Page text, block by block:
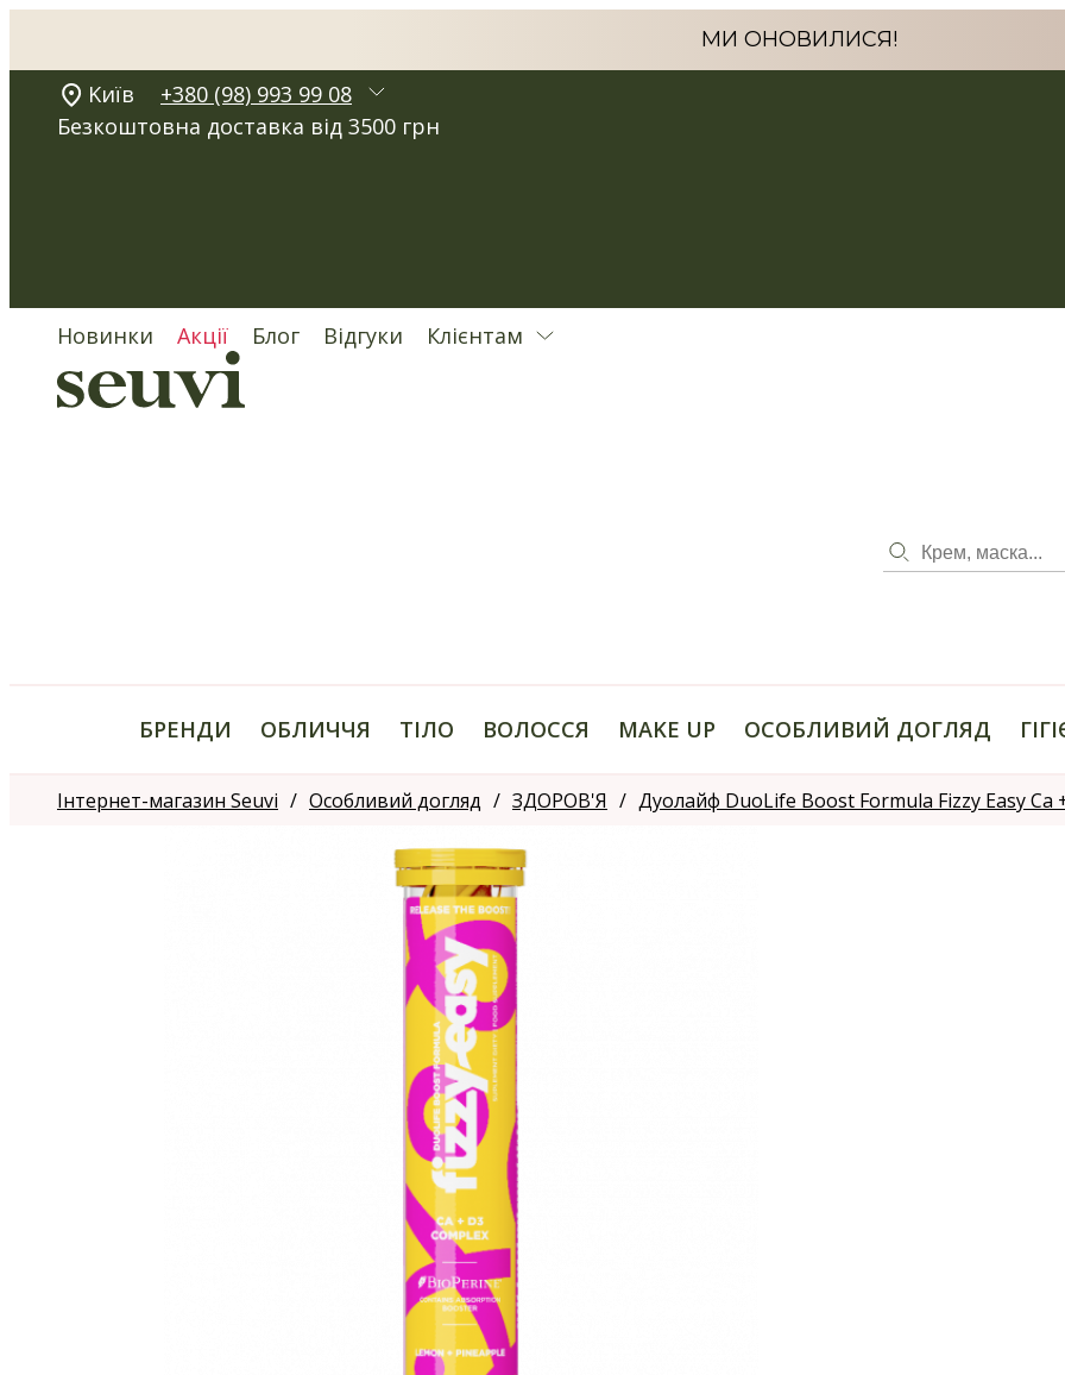
МИ ОНОВИЛИСЯ!
Kиїв
+380 (98) 993 99 08
Безкоштовна доставка від 3500 грн
Новинки Акції Блог Відгуки Клієнтам
БРЕНДИ ОБЛИЧЧЯ ТІЛО ВОЛОССЯ MAKE UP ОСОБЛИВИЙ ДОГЛЯД
Інтернет-магазин Seuvi Особливий догляд ЗДОРОВ'Я Дуолайф DuoLife Boost Formula Fizzy Easy Ca